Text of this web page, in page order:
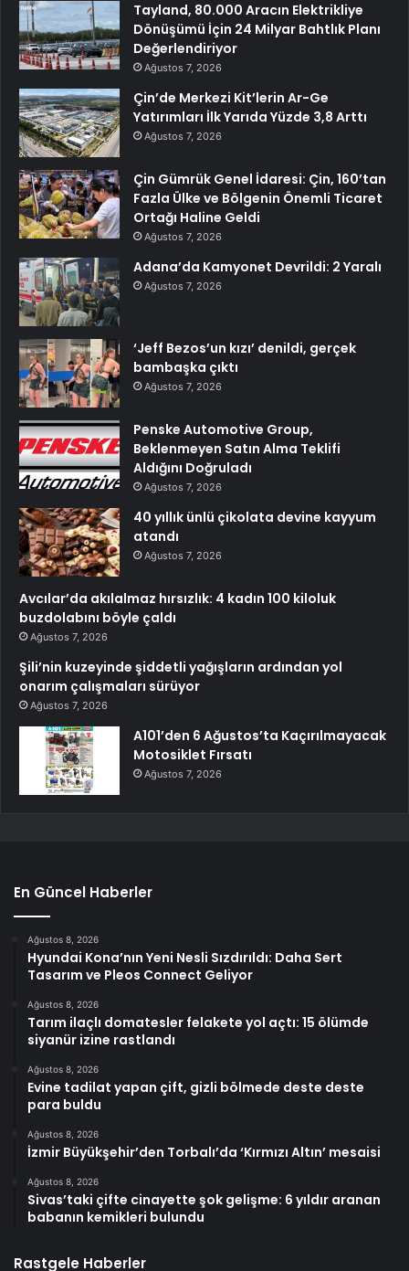
Tayland, 80.000 Aracın Elektrikliye
Dönüşümü İçin 24 Milyar Bahtlık Planı
Değerlendiriyor
Ağustos 7, 2026
Çin’de Merkezi Kit’lerin Ar-Ge
Yatırımları İlk Yarıda Yüzde 3,8 Arttı
Ağustos 7, 2026
Çin Gümrük Genel İdaresi: Çin, 160’tan
Fazla Ülke ve Bölgenin Önemli Ticaret
Ortağı Haline Geldi
Ağustos 7, 2026
Adana’da Kamyonet Devrildi: 2 Yaralı
Ağustos 7, 2026
‘Jeff Bezos’un kızı’ denildi, gerçek
bambaşka çıktı
Ağustos 7, 2026
Penske Automotive Group,
Beklenmeyen Satın Alma Teklifi
Aldığını Doğruladı
Ağustos 7, 2026
40 yıllık ünlü çikolata devine kayyum
atandı
Ağustos 7, 2026
Avcılar’da akılalmaz hırsızlık: 4 kadın 100 kiloluk
buzdolabını böyle çaldı
Ağustos 7, 2026
Şili’nin kuzeyinde şiddetli yağışların ardından yol
onarım çalışmaları sürüyor
Ağustos 7, 2026
A101’den 6 Ağustos’ta Kaçırılmayacak
Motosiklet Fırsatı
Ağustos 7, 2026
En Güncel Haberler
Ağustos 8, 2026
Hyundai Kona’nın Yeni Nesli Sızdırıldı: Daha Sert
Tasarım ve Pleos Connect Geliyor
Ağustos 8, 2026
Tarım ilaçlı domatesler felakete yol açtı: 15 ölümde
siyanür izine rastlandı
Ağustos 8, 2026
Evine tadilat yapan çift, gizli bölmede deste deste
para buldu
Ağustos 8, 2026
İzmir Büyükşehir’den Torbalı’da ‘Kırmızı Altın’ mesaisi
Ağustos 8, 2026
Sivas’taki çifte cinayette şok gelişme: 6 yıldır aranan
babanın kemikleri bulundu
Rastgele Haberler